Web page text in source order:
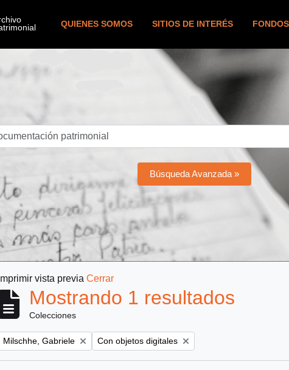
QUIENES SOMOS SITIOS DE INTERÉS FONDOS
Búsqueda Avanzada »
Imprimir vista previa Cerrar
Mostrando 1 resultados
Colecciones
Remove filter:
Milschhe, Gabriele Remove filter:
Con objetos digitales